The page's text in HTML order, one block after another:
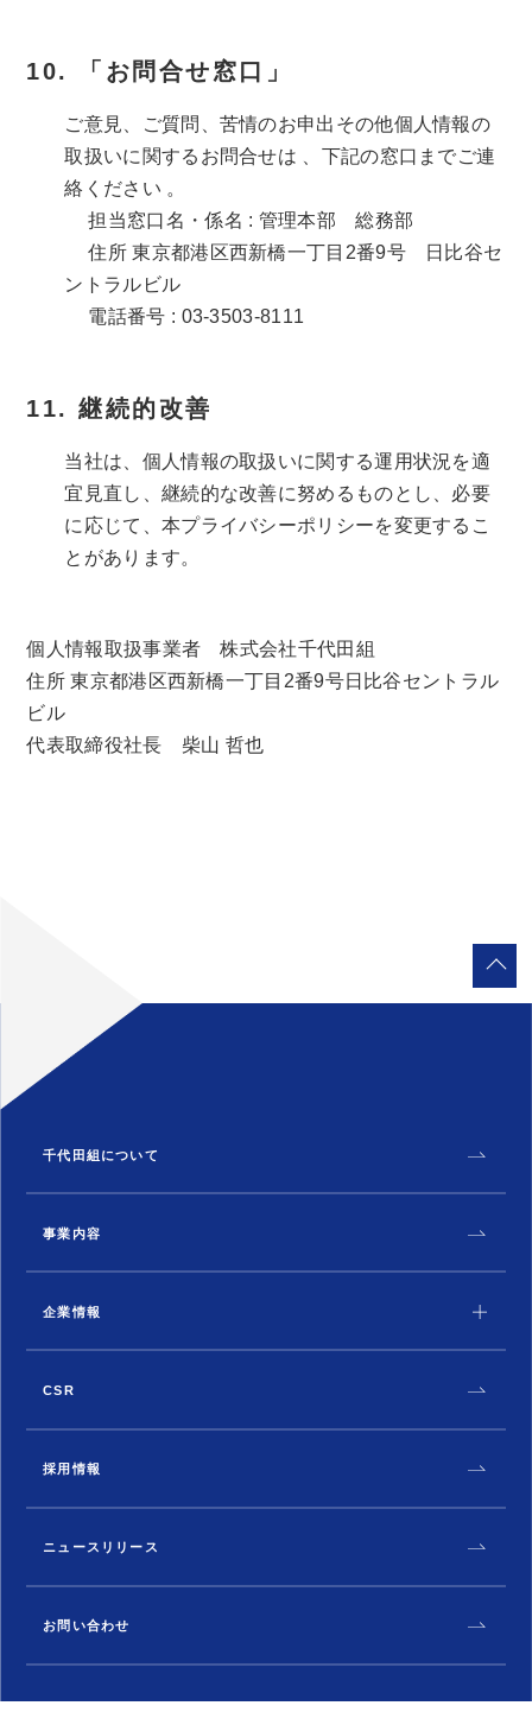
「お問合せ窓口」
ご意見、ご質問、苦情のお申出その他個人情報の
取扱いに関するお問合せは 、下記の窓口までご連
絡ください 。
担当窓口名・係名 : 管理本部 総務部
住所 東京都港区西新橋一丁目2番9号 日比谷セ
ントラルビル
電話番号 : 03-3503-8111
継続的改善
当社は、個人情報の取扱いに関する運用状況を適
宜見直し、継続的な改善に努めるものとし、必要
に応じて、本プライバシーポリシーを変更するこ
とがあります。
個人情報取扱事業者 株式会社千代田組
住所 東京都港区西新橋一丁目2番9号日比谷セントラル
ビル
代表取締役社長 柴山 哲也
千代田組について
事業内容
企業情報
CSR
採用情報
ニュースリリース
お問い合わせ